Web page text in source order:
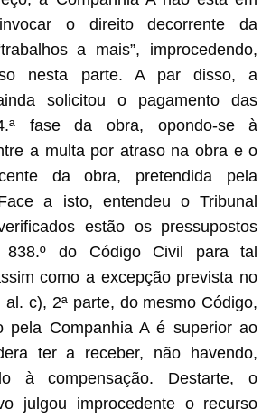
o direito decorrente da
a mais”, improcedendo,
nesta parte. A par disso, a
solicitou o pagamento das
fase da obra, opondo-se à
a multa por atraso na obra e o
da obra, pretendida pela
a isto, entendeu o Tribunal
estão os pressupostos
838.º do Código Civil para tal
como a excepção prevista no
al. c), 2ª parte, do mesmo Código,
pela Companhia A é superior ao
ter a receber, não havendo,
à compensação. Destarte, o
julgou improcedente o recurso